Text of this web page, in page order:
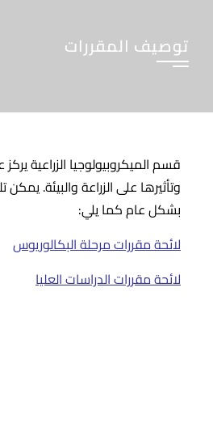
توصيف المقررات
قسم الميكروبيولوجيا الزراعية
وتأثيرها على الزراعة والبيئة.
بشكل عام كما يلي:
لائحة مقررات مرحلة البكالوريوس
لائحة مقررات الدراسات العليا